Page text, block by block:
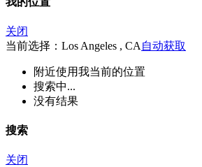
关闭
当前选择：Los Angeles , CA 自动获取
附近使用我当前的位置
搜索中...
没有结果
搜索
关闭